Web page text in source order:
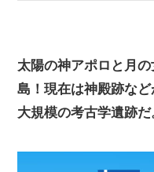
太陽の神アポロと月
島！現在は神殿跡な
大規模の考古学遺跡だ